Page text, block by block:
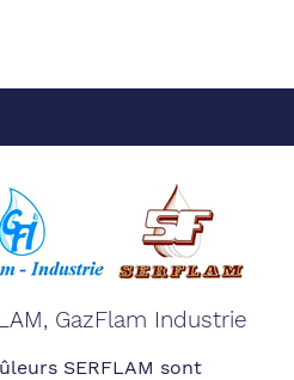
GazFlam Industrie
SERFLAM sont